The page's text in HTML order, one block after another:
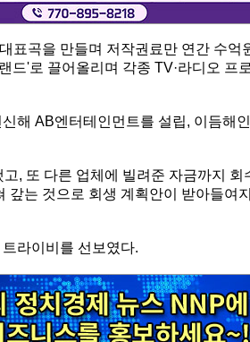
표곡을 만들며 저작권료만 연간 수억
드'로 끌어올리며 각종 TV·라디오 프
해 AB엔터테인먼트를 설립, 이듬해인
, 또 다른 업체에 빌려준 자금까지 회
갚는 것으로 회생 계획안이 받아들여
라이비를 선보였다.